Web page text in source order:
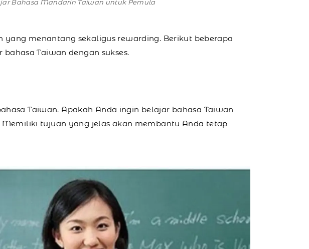
Bahasa Mandarin Taiwan untuk Pemula
menantang sekaligus rewarding. Berikut beberapa
Taiwan dengan sukses.
Taiwan. Apakah Anda ingin belajar bahasa Taiwan
tujuan yang jelas akan membantu Anda tetap